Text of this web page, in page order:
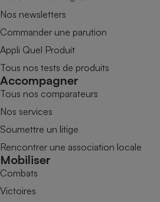
Nos newsletters
Commander une parution
Appli Quel Produit
Tous nos tests de produits
Accompagner
Tous nos comparateurs
Nos services
Soumettre un litige
Rencontrer une association locale
Mobiliser
Combats
Victoires